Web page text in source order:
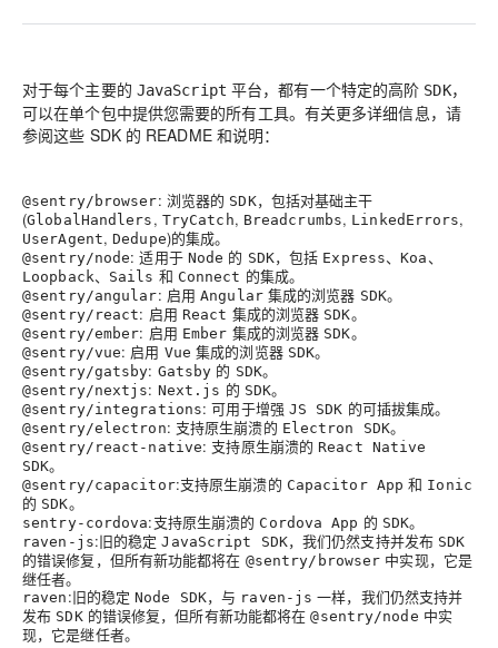
对于每个主要的 JavaScript 平台，都有一个特定的高阶 SDK，
可以在单个包中提供您需要的所有工具。有关更多详细信息，请
参阅这些 SDK 的 README 和说明：
@sentry/browser: 浏览器的 SDK，包括对基础主干
(GlobalHandlers , TryCatch, Breadcrumbs, LinkedErrors,
UserAgent,Dedupe)的集成。
@sentry/node: 适用于 Node 的 SDK，包括 Express、Koa 、
Loopback、 Sails 和 Connect 的集成。
@sentry/angular: 启用Angular集成的浏览器 SDK。
@sentry/react: 启用 React 集成的浏览器 SDK。
@sentry/ember: 启用 Ember 集成的浏览器 SDK。
@sentry/vue: 启用 Vue 集成的浏览器 SDK。
@sentry/gatsby: Gatsby 的 SDK。
@sentry/nextjs: Next.js 的 SDK。
@sentry/integrations: 可用于增强 JS SDK 的可插拔集成。
@sentry/electron: 支持原生崩溃的 Electron SDK。
@sentry/react-native: 支持原生崩溃的 React Native
SDK。
@sentry/capacitor:支持原生崩溃的 Capacitor App 和 Ionic
的 SDK。
sentry-cordova:支持原生崩溃的 Cordova App 的 SDK。
raven-js:旧的稳定JavaScript SDK，我们仍然支持并发布 SDK
的错误修复，但所有新功能都将在 @sentry/browser 中实现，它是
继任者。
raven :旧的稳定Node SDK，与 raven-js 一样，我们仍然支持并
发布 SDK的错误修复，但所有新功能都将在@sentry/node 中实
现，它是继任者。